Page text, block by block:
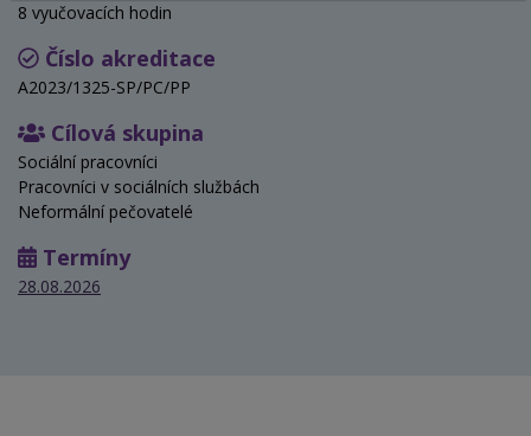
8 vyučovacích hodin
Číslo akreditace
A2023/1325-SP/PC/PP
Cílová skupina
Sociální pracovníci
Pracovníci v sociálních službách
Neformální pečovatelé
Termíny
28.08.2026